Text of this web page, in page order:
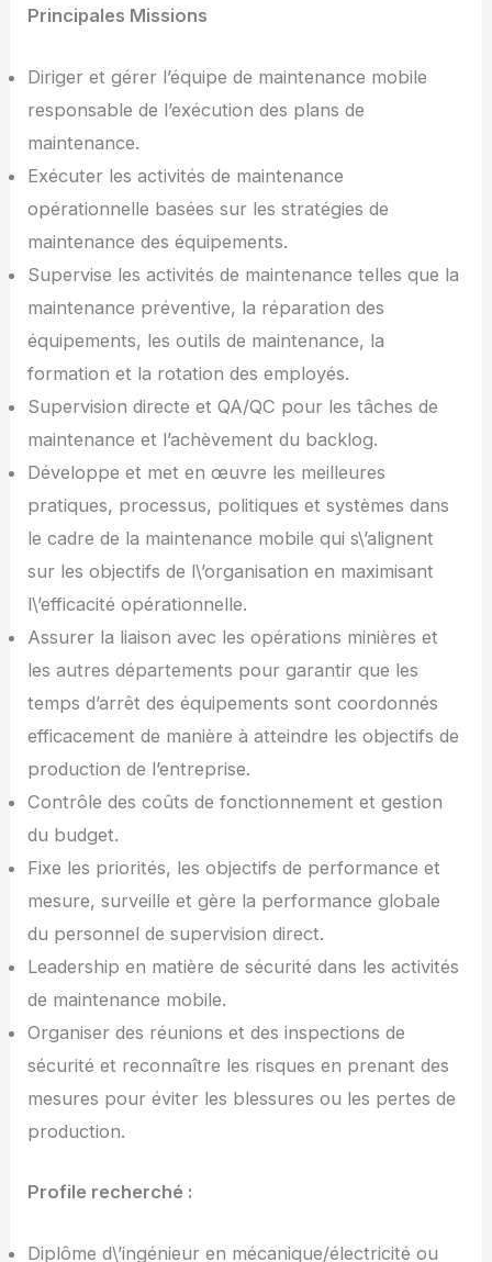
Principales Missions
Diriger et gérer l’équipe de maintenance mobile
responsable de l’exécution des plans de
maintenance.
Exécuter les activités de maintenance
opérationnelle basées sur les stratégies de
maintenance des équipements.
Supervise les activités de maintenance telles que la
maintenance préventive, la réparation des
équipements, les outils de maintenance, la
formation et la rotation des employés.
Supervision directe et QA/QC pour les tâches de
maintenance et l’achèvement du backlog.
Développe et met en œuvre les meilleures
pratiques, processus, politiques et systèmes dans
le cadre de la maintenance mobile qui s\’alignent
sur les objectifs de l\’organisation en maximisant
l\’efficacité opérationnelle.
Assurer la liaison avec les opérations minières et
les autres départements pour garantir que les
temps d’arrêt des équipements sont coordonnés
efficacement de manière à atteindre les objectifs de
production de l’entreprise.
Contrôle des coûts de fonctionnement et gestion
du budget.
Fixe les priorités, les objectifs de performance et
mesure, surveille et gère la performance globale
du personnel de supervision direct.
Leadership en matière de sécurité dans les activités
de maintenance mobile.
Organiser des réunions et des inspections de
sécurité et reconnaître les risques en prenant des
mesures pour éviter les blessures ou les pertes de
production.
Profile recherché :
Diplôme d\’ingénieur en mécanique/électricité ou